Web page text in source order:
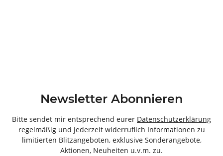
Newsletter Abonnieren
Bitte sendet mir entsprechend eurer Datenschutzerklärung
regelmäßig und jederzeit widerruflich Informationen zu
limitierten Blitzangeboten, exklusive Sonderangebote,
Aktionen, Neuheiten u.v.m. zu.